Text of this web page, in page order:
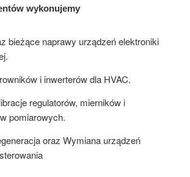
wykonujemy
bieżące naprawy urządzeń elektroniki
i inwerterów dla HVAC.
regulatorów, mierników i
pomiarowych.
oraz Wymiana urządzeń